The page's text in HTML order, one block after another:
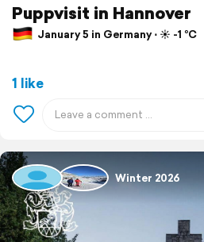
Puppvisit in Hannover
January 5 in Germany ⋅ ☀️ -1 °C
1 like
Winter 2026